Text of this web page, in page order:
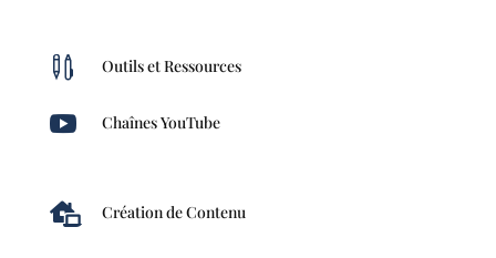
 Outils et Ressources
 Chaînes YouTube
 Création de Contenu